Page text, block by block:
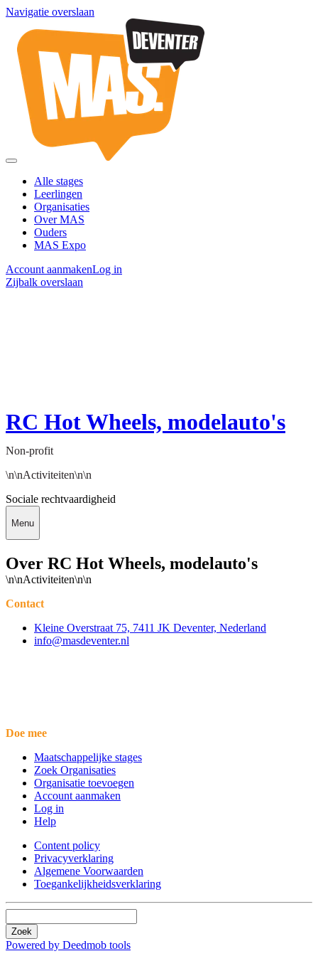
Navigatie overslaan
Alle stages
Leerlingen
Organisaties
Over MAS
Ouders
MAS Expo
Account aanmakenLog in
Zijbalk overslaan
RC Hot Wheels, modelauto's
Non-profit
\n\nActiviteiten\n\n
Sociale rechtvaardigheid
Menu
Over RC Hot Wheels, modelauto's
\n\nActiviteiten\n\n
Contact
Kleine Overstraat 75, 7411 JK Deventer, Nederland
info@masdeventer.nl
Doe mee
Maatschappelijke stages
Zoek Organisaties
Organisatie toevoegen
Account aanmaken
Log in
Help
Content policy
Privacyverklaring
Algemene Voorwaarden
Toegankelijkheidsverklaring
Zoek
Powered by Deedmob tools